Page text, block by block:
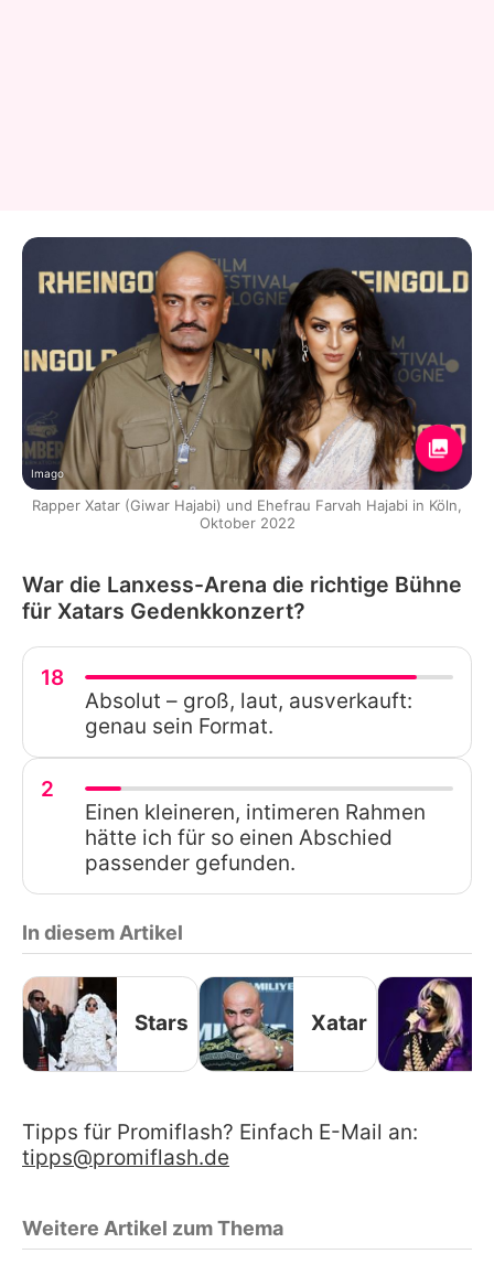
Imago
Rapper Xatar (Giwar Hajabi) und Ehefrau Farvah Hajabi in Köln,
Oktober 2022
War die Lanxess-Arena die richtige Bühne
für Xatars Gedenkkonzert?
18
Absolut – groß, laut, ausverkauft:
genau sein Format.
2
Einen kleineren, intimeren Rahmen
hätte ich für so einen Abschied
passender gefunden.
In diesem Artikel
Stars Xatar
Tipps für Promiflash? Einfach E-Mail an:
tipps@promiflash.de
Weitere Artikel zum Thema